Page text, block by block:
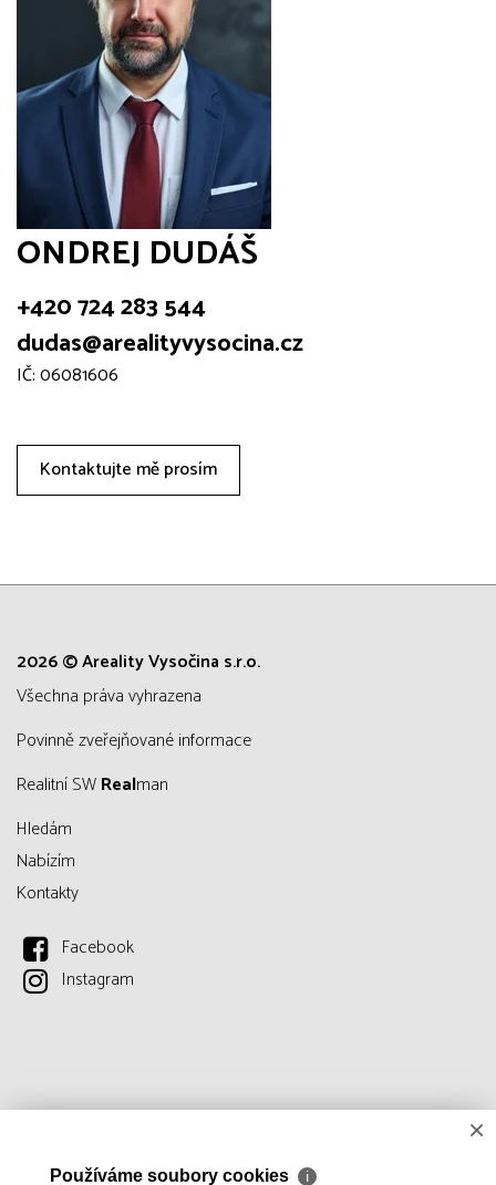
ONDREJ DUDÁŠ
+420 724 283 544
dudas@arealityvysocina.cz
IČ: 06081606
Kontaktujte mě prosím
2026 © Areality Vysočina s.r.o.
všechna práva vyhrazena
Povinně zveřejňované informace
Realitní SWRealman
Hledám
Nabízím
Kontakty
Facebook
Instagram
×
Používáme soubory cookies ℹ